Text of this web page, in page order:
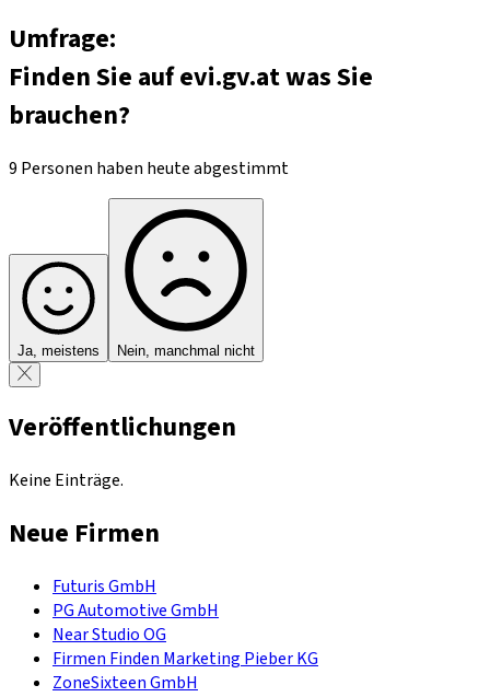
Umfrage:
Finden Sie auf evi.gv.at was Sie
brauchen?
9 Personen haben heute abgestimmt
Ja, meistens Nein, manchmal nicht
Veröffentlichungen
Keine Einträge.
Neue Firmen
Futuris GmbH
PG Automotive GmbH
Near Studio OG
Firmen Finden Marketing Pieber KG
ZoneSixteen GmbH